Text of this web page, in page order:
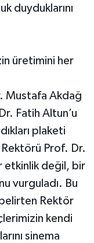
duyduklarını
üretimini her
Mustafa Akdağ
Fatih Altun’u
plaketi
Prof. Dr.
etkinlik değil, bir
vurguladı. Bu
Rektör
kendi
sinema